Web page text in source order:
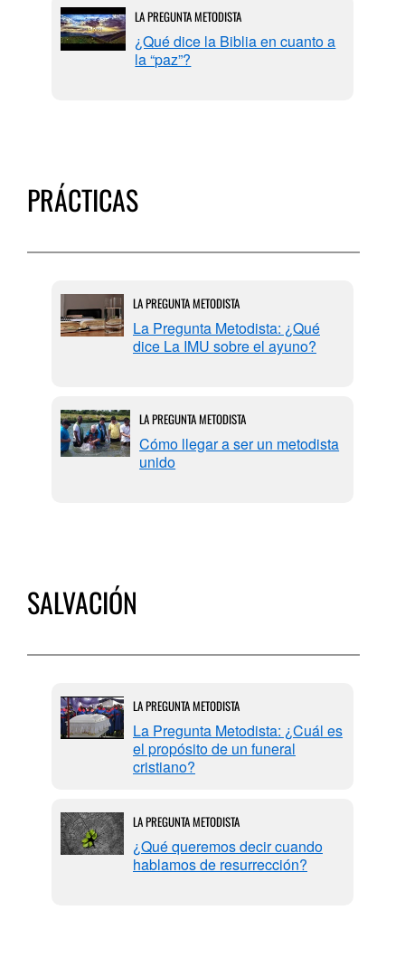
LA PREGUNTA METODISTA
¿Qué dice la Biblia en cuanto a
la “paz”?
PRÁCTICAS
LA PREGUNTA METODISTA
La Pregunta Metodista: ¿Qué
dice La IMU sobre el ayuno?
LA PREGUNTA METODISTA
Cómo llegar a ser un metodista
unido
SALVACIÓN
LA PREGUNTA METODISTA
La Pregunta Metodista: ¿Cuál es
el propósito de un funeral
cristiano?
LA PREGUNTA METODISTA
¿Qué queremos decir cuando
hablamos de resurrección?